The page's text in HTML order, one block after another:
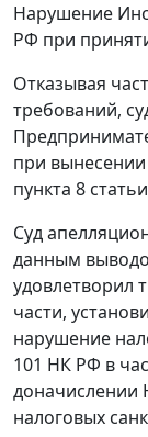
Нарушение
РФ при
Отказывая
требований,
при
пункта 8
Суд
данным
удовлетворил
части,
нарушение
101 НК РФ в
доначислении
налоговых